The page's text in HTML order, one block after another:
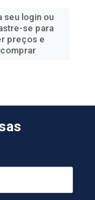
seu login ou
se para
preços e
comprar